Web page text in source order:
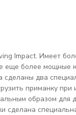
Impact. Имеет
еще более мощные
сделаны два
приманку
образом для
сделана